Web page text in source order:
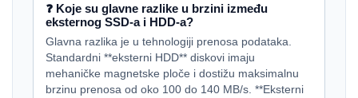
❓ Koje su glavne razlike u brzini između
eksternog SSD-a i HDD-a?
Glavna razlika je u tehnologiji prenosa podataka.
Standardni **eksterni HDD** diskovi imaju
mehaničke magnetske ploče i dostižu maksimalnu
brzinu prenosa od oko 100 do 140 MB/s. **Eksterni